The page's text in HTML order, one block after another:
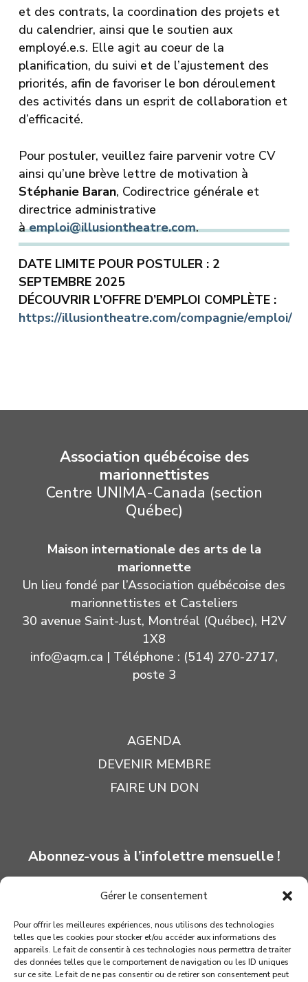
Gérer le consentement
Pour offrir les meilleures expériences, nous utilisons des technologies
telles que les cookies pour stocker et/ou accéder aux informations des
appareils. Le fait de consentir à ces technologies nous permettra de traiter
des données telles que le comportement de navigation ou les ID uniques
sur ce site. Le fait de ne pas consentir ou de retirer son consentement peut
et des contrats, la coordination des projets et
du calendrier, ainsi que le soutien aux
employé.e.s. Elle agit au coeur de la
planification, du suivi et de l’ajustement des
priorités, afin de favoriser le bon déroulement
des activités dans un esprit de collaboration et
d’efficacité.
Pour postuler, veuillez faire parvenir votre CV
ainsi qu’une brève lettre de motivation à
Stéphanie Baran, Codirectrice générale et
directrice administrative
àemploi@illusiontheatre.com.
DATE LIMITE POUR POSTULER : 2
SEPTEMBRE 2025
DÉCOUVRIR L’OFFRE D’EMPLOI COMPLÈTE :
https://illusiontheatre.com/compagnie/emploi/
Association québécoise des
marionnettistes
Centre UNIMA-Canada (section
Québec)
Maison internationale des arts de la
marionnette
Un lieu fondé par l’Association québécoise des
marionnettistes et Casteliers
30 avenue Saint-Just, Montréal (Québec), H2V
1X8
info@aqm.ca | Téléphone : (514) 270-2717,
poste 3
AGENDA
DEVENIR MEMBRE
FAIRE UN DON
Abonnez-vous à l’infolettre mensuelle !